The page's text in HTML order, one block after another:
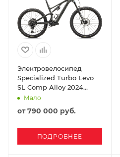
Электровелосипед
Specialized Turbo Levo
SL Comp Alloy 2024
Gloss Charcoal / Silver
Мало
от790 000 руб.
ПОДРОБНЕЕ